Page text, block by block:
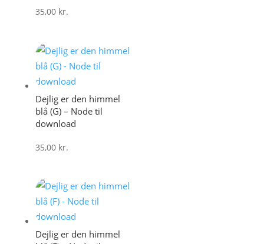
35,00 kr.
Dejlig er den himmel
blå (G) – Node til
download
35,00 kr.
Dejlig er den himmel